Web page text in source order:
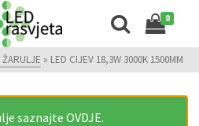
0
ŽARULJE » LED CIJEV 18,3W 3000K 1500MM
saznajte OVDJE.